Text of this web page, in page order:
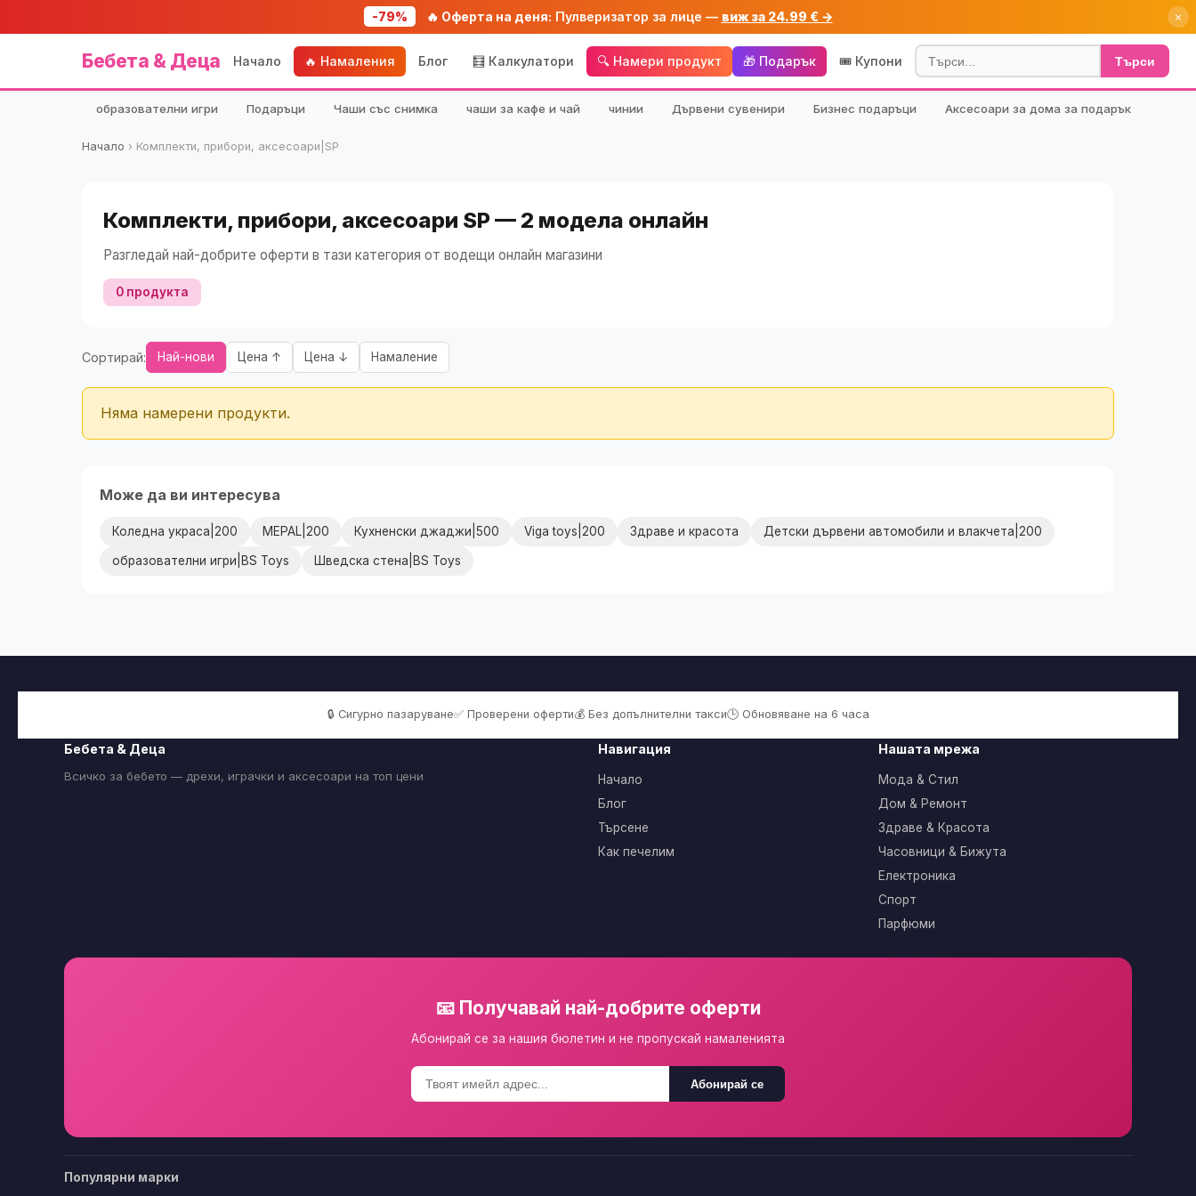
-79% 🔥 Оферта на деня: Пулверизатор за лице — виж за 24.99 € → ×
Бебета & Деца Начало 🔥 Намаления Блог 🧮 Калкулатори 🔍 Намери продукт 🎁 Подарък 🎟️ Купони Търси
образователни игри Подаръци Чаши със снимка чаши за кафе и чай чинии Дървени сувенири Бизнес подаръци Аксесоари за дома за подарък
Начало › Комплекти, прибори, аксесоари|SP
Комплекти, прибори, аксесоари SP — 2 модела онлайн
Разгледай най-добрите оферти в тази категория от водещи онлайн магазини
0 продукта
Сортирай: Най-нови Цена ↑ Цена ↓ Намаление
Няма намерени продукти.
Може да ви интересува
Коледна украса|200 MEPAL|200 Кухненски джаджи|500 Viga toys|200 Здраве и красота Детски дървени автомобили и влакчета|200
образователни игри|BS Toys Шведска стена|BS Toys
🔒 Сигурно пазаруване✅ Проверени оферти💰 Без допълнителни такси🕒 Обновяване на 6 часа
Бебета & Деца
Всичко за бебето — дрехи, играчки и аксесоари на топ цени
Навигация
Начало
Блог
Търсене
Как печелим
Нашата мрежа
Мода & Стил
Дом & Ремонт
Здраве & Красота
Часовници & Бижута
Електроника
Спорт
Парфюми
📧 Получавай най-добрите оферти
Абонирай се за нашия бюлетин и не пропускай намаленията
Абонирай се
Популярни марки